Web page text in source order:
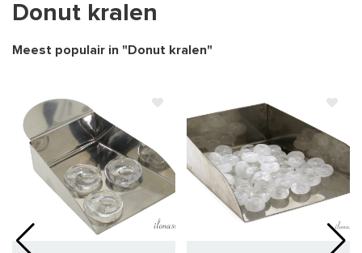
Donut kralen
Meest populair in " Donut kralen"